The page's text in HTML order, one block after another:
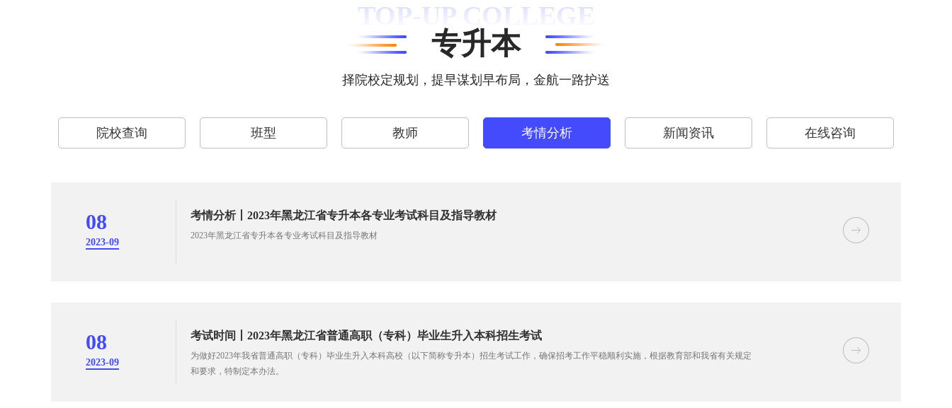
TOP-UP COLLEGE
专升本
择院校定规划，提早谋划早布局，金航一路护送
院校查询 班型 教师 考情分析 新闻资讯 在线咨询
08
2023-09
考情分析丨2023年黑龙江省专升本各专业考试科目及指导教材
2023年黑龙江省专升本各专业考试科目及指导教材
08
2023-09
考试时间丨2023年黑龙江省普通高职（专科）毕业生升入本科招生考试
为做好2023年我省普通高职（专科）毕业生升入本科高校（以下简称专升本）招生考试工作，确保招考工作平稳顺利实施，根据教育部和我省有关规定
和要求，特制定本办法。